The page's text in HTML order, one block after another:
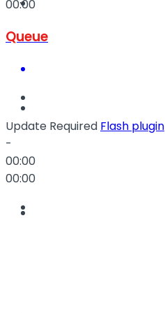
00:00
Queue
Update Required Flash plugin
-
00:00
00:00